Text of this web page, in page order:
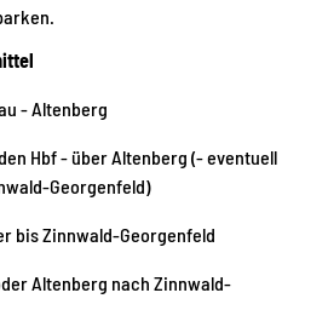
- Altenberg
Hbf - über Altenberg (- eventuell
Georgenfeld)
bis Zinnwald-Georgenfeld
Altenberg nach Zinnwald-